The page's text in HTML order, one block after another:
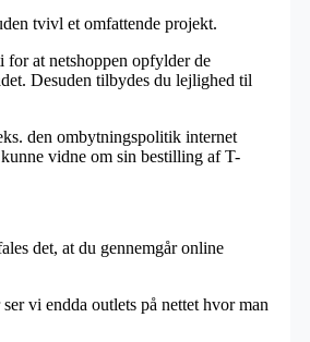
tvivl et omfattende projekt.
at netshoppen opfylder de
Desuden tilbydes du lejlighed til
den ombytningspolitik internet
vidne om sin bestilling af T-
det, at du gennemgår online
vi endda outlets på nettet hvor man